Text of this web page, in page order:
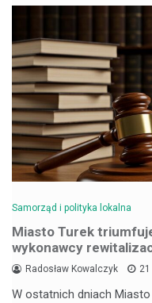
Samorząd i polityka lokalna
Miasto Turek
wykonawcy
Radosław Kowalczyk
W ostatnich dniach Miasto